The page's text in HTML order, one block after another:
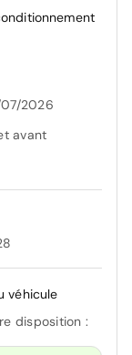
2026
avant
véhicule
disposition :